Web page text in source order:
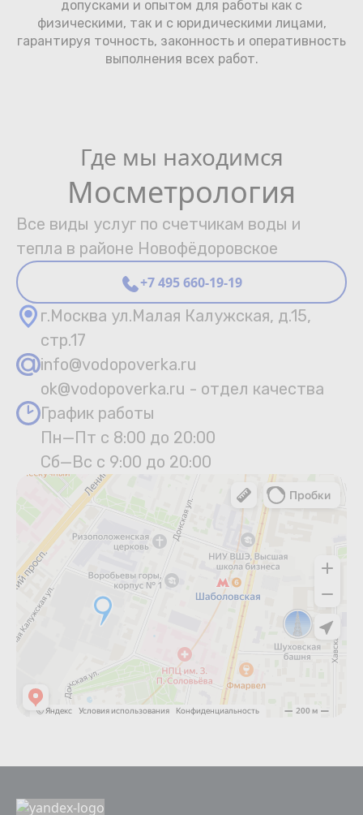
допусками и опытом для работы как с
физическими, так и с юридическими лицами,
гарантируя точность, законность и оперативность
выполнения всех работ.
Где мы находимся
Мосметрология
Все виды услуг по счетчикам воды и
тепла в районе Новофёдоровское
+7 495 660-19-19
г.Москва ул.Малая Калужская, д.15,
стр.17
info@vodopoverka.ru
ok@vodopoverka.ru - отдел качества
График работы
Пн—Пт с 8:00 до 20:00
Сб—Вс с 9:00 до 20:00